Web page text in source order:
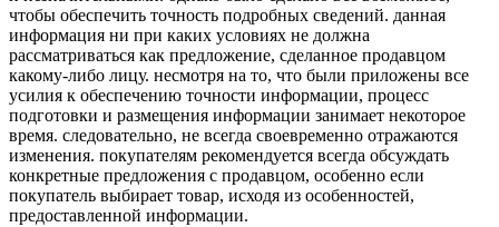
чтобы обеспечить точность подробных сведений. данная
информация ни при каких условиях не должна
рассматриваться как предложение, сделанное продавцом
какому-либо лицу. несмотря на то, что были приложены все
усилия к обеспечению точности информации, процесс
подготовки и размещения информации занимает некоторое
время. следовательно, не всегда своевременно отражаются
изменения. покупателям рекомендуется всегда обсуждать
конкретные предложения с продавцом, особенно если
покупатель выбирает товар, исходя из особенностей,
предоставленной информации.